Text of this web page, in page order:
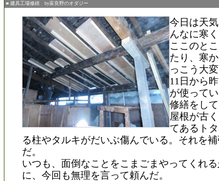
■ 建具工場修繕 by富良野のオダジー
今日は天
んなに寒
ここのと
たり、寒
っこう大
11日から
が使って
修繕をし
屋根が古
てあるト
る柱やタルキがだいぶ傷んでいる。それを
だ。
いつも、面倒なことをこまごまやってくれる
に、今回も無理を言って頼んだ。